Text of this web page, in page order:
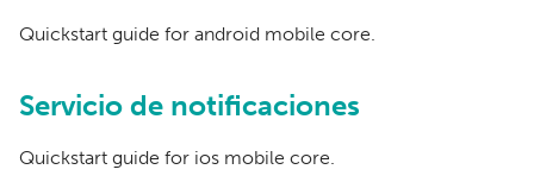
Quickstart guide for android mobile core.
Servicio de notificaciones
Quickstart guide for ios mobile core.